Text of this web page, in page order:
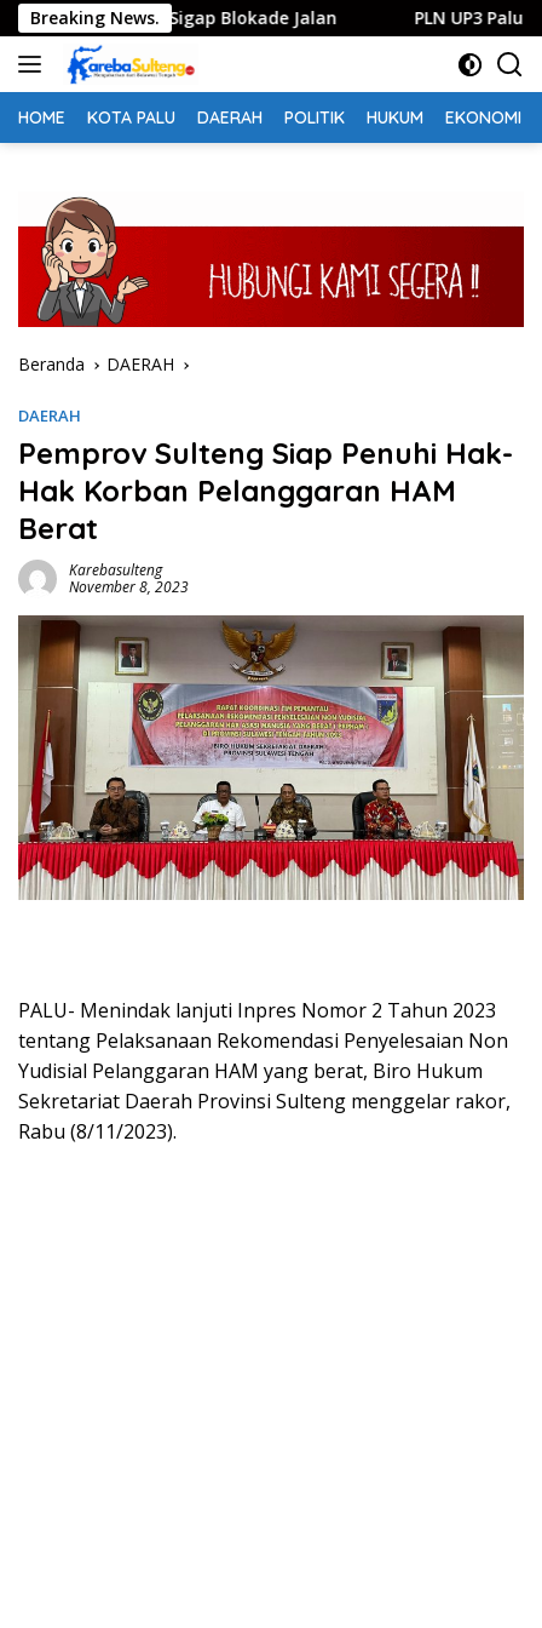
Langsung
ke
konten
Breaking News.
Polisi Sigap Blokade Jalan PLN UP3 Palu
HOME KOTA PALU DAERAH POLITIK HUKUM EKONOMI
Beranda DAERAH
DAERAH
Pemprov Sulteng Siap Penuhi Hak-
Hak Korban Pelanggaran HAM
Berat
Karebasulteng
November 8, 2023
PALU- Menindak lanjuti Inpres Nomor 2 Tahun 2023
tentang Pelaksanaan Rekomendasi Penyelesaian Non
Yudisial Pelanggaran HAM yang berat, Biro Hukum
Sekretariat Daerah Provinsi Sulteng menggelar rakor,
Rabu (8/11/2023).